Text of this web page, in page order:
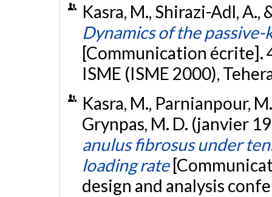
Kasra, M., Shirazi-Adl,
Dynamics of the
[Communication
ISME (ISME 2000),
Kasra, M., Parnianpour,
Grynpas, M. D. (janvier
anulus fibrosus under
loading rate
design and analysis